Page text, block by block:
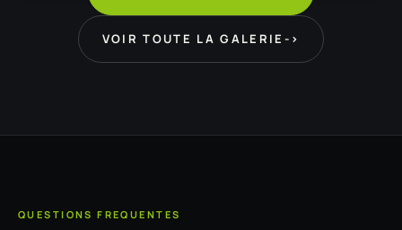
VOIR TOUTE LA GALERIE ->
QUESTIONS FREQUENTES